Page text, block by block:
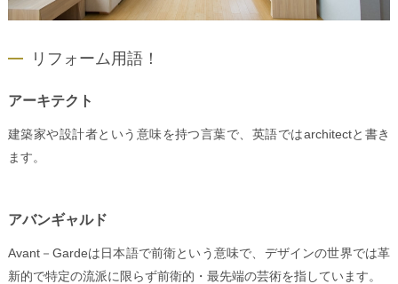
リフォーム用語！
アーキテクト
建築家や設計者という意味を持つ言葉で、英語ではarchitectと書き
ます。
アバンギャルド
Avant－Gardeは日本語で前衛という意味で、デザインの世界では革
新的で特定の流派に限らず前衛的・最先端の芸術を指しています。